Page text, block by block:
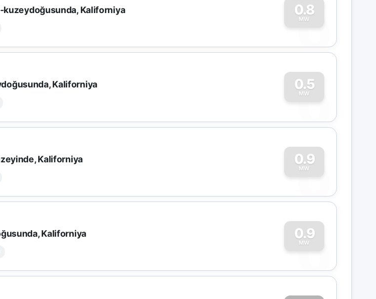
kuzeydoğusunda, Kaliforniya 0.8
MW
0
Kaliforniya 0.5
MW
0
Kaliforniya 0.9
MW
0
Kaliforniya 0.9
MW
0